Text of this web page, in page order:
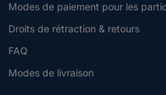
Modes de paiement pour les
Droits de rétraction & retours
FAQ
Modes de livraison